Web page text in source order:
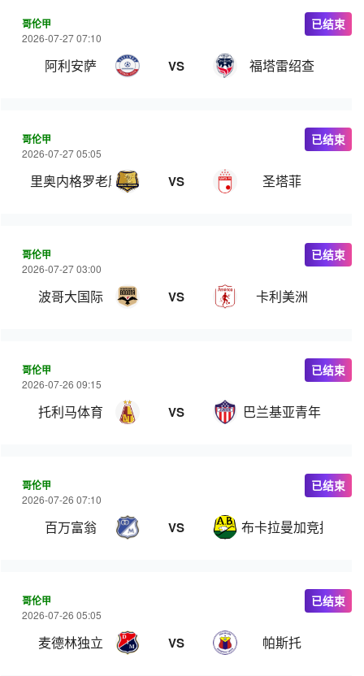
哥伦甲
2026-07-27 07:10
阿利安萨 VS 福塔雷绍查
已结束
哥伦甲
2026-07-27 05:05
里奥内格罗老鹰 VS 圣塔菲
已结束
哥伦甲
2026-07-27 03:00
波哥大国际 VS 卡利美洲
已结束
哥伦甲
2026-07-26 09:15
托利马体育 VS 巴兰基亚青年
已结束
哥伦甲
2026-07-26 07:10
百万富翁 VS 布卡拉曼加竞技
已结束
哥伦甲
2026-07-26 05:05
麦德林独立 VS 帕斯托
已结束